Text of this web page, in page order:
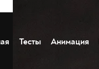
Тесты Анимация